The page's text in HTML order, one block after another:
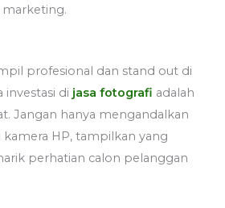
marketing.
profesional dan stand out di
investasi di jasa fotografi adalah
Jangan hanya mengandalkan
kamera HP, tampilkan yang
perhatian calon pelanggan